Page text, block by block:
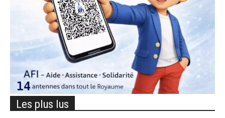
Les plus lus